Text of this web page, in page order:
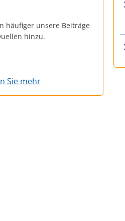
häufiger unsere Beiträge
hinzu.
Sie mehr